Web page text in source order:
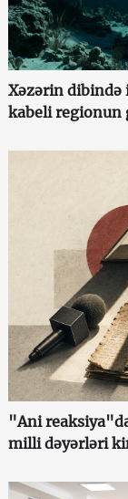
Xəzərin dibində
kabeli regionun
"Ani
milli dəyərləri